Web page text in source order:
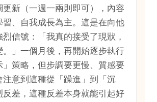
更新（一週一兩則即可），內容
習、自我成長為主。這是在向他
信號：「我真的接受了現狀，
。」一個月後，再開始逐步執行
」策略，但步調要更慢、質感要
注意到這種從「躁進」到「沉
反差，這種反差本身就能引起好